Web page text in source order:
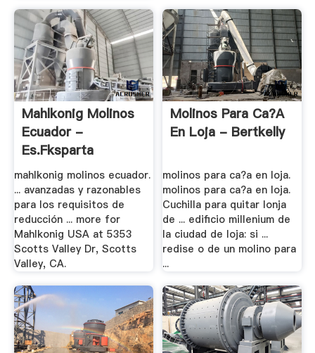
Mahlkonig Molinos
Ecuador -
Es.fksparta
mahlkonig molinos ecuador.
... avanzadas y razonables
para los requisitos de
reducción ... more for
Mahlkonig USA at 5353
Scotts Valley Dr, Scotts
Valley, CA.
Molinos Para Ca?a
En Loja - Bertkelly
molinos para ca?a en loja.
molinos para ca?a en loja.
Cuchilla para quitar lonja
de ... edificio millenium de
la ciudad de loja: si ...
redise o de un molino para
...